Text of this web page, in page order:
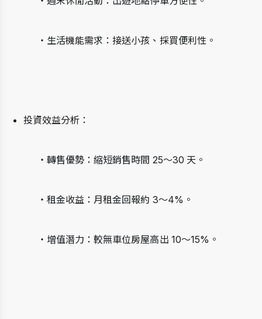
・生活機能需求：接送小孩、採買便利性。
投資效益分析：
・轉售優勢：縮短銷售時間 25～30 天。
・租金收益：月租金回報約 3～4%。
・增值潛力：較無車位房屋高出 10～15%。